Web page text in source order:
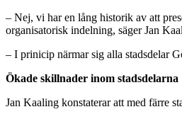
– Nej, vi har en lång historik av att
organisatorisk indelning, säger Jan
– I prinicip närmar sig alla stadsdelar
Ökade skillnader inom stadsdelarna
Jan Kaaling konstaterar att med färre